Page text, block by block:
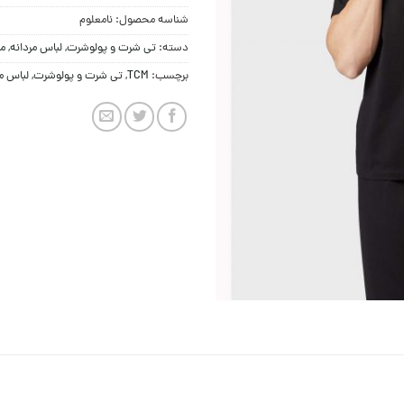
شناسه محصول: نامعلوم
دسته: تی شرت و پولوشرت,لباس مردانه,
برچسب: TCM
,تی شرت و پولوشرت,لباس